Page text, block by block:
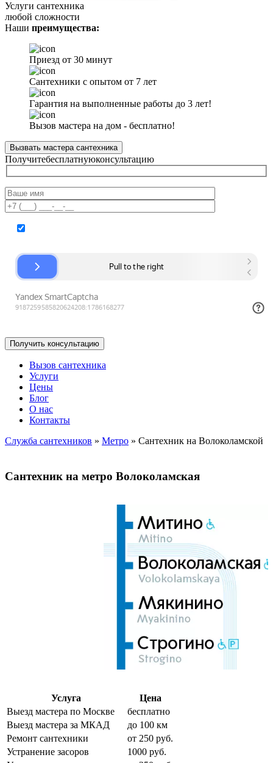
Услуги сантехника
любой сложности
Наши преимущества:
Приезд от 30 минут
Сантехники с опытом от 7 лет
Гарантия на выполненные работы до 3 лет!
Вызов мастера на дом - бесплатно!
Вызвать мастера сантехника
Получитебесплатнуюконсультацию
Вызов сантехника
Услуги
Цены
Блог
О нас
Контакты
Служба сантехников » Метро » Сантехник на Волоколамской
Сантехник на метро Волоколамская
Услуга
Цена
Выезд мастера по Москве
бесплатно
Выезд мастера за МКАД
до 100 км
Ремонт сантехники
от 250 руб.
Устранение засоров
1000 руб.